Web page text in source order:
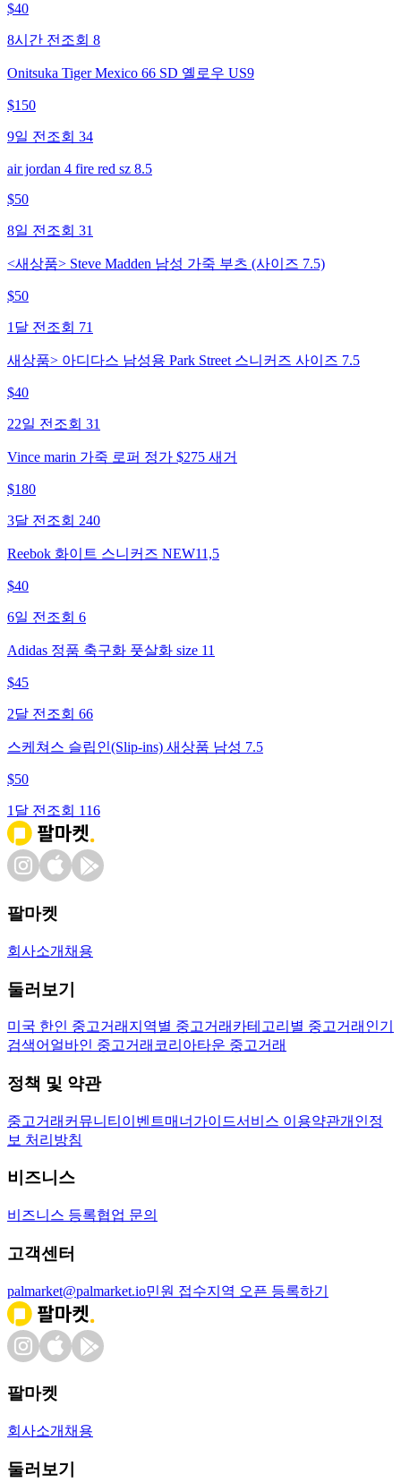
$40
8시간 전 조회 8
Onitsuka Tiger Mexico 66 SD 옐로우 US9
$150
9일 전 조회 34
air jordan 4 fire red sz 8.5
$50
8일 전 조회 31
<새상품> Steve Madden 남성 가죽 부츠 (사이즈 7.5)
$50
1달 전 조회 71
새상품> 아디다스 남성용 Park Street 스니커즈 사이즈 7.5
$40
22일 전 조회 31
Vince marin 가죽 로퍼 정가 $275 새거
$180
3달 전 조회 240
Reebok 화이트 스니커즈 NEW11,5
$40
6일 전 조회 6
Adidas 정품 축구화 풋살화 size 11
$45
2달 전 조회 66
스케쳐스 슬립인(Slip-ins) 새상품 남성 7.5
$50
1달 전 조회 116
팔마켓
회사소개 채용
둘러보기
미국 한인 중고거래 지역별 중고거래 카테고리별 중고거래 인기
검색어 얼바인 중고거래 코리아타운 중고거래
정책 및 약관
중고거래 커뮤니티 이벤트매너가이드서비스 이용약관개인정
보 처리방침
비즈니스
비즈니스 등록협업 문의
고객센터
palmarket@palmarket.io민원 접수지역 오픈 등록하기
팔마켓
회사소개 채용
둘러보기